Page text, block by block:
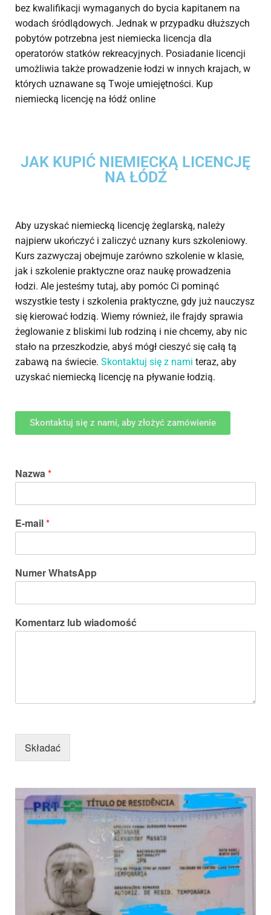
bez kwalifikacji wymaganych do bycia kapitanem na
wodach śródlądowych. Jednak w przypadku dłuższych
pobytów potrzebna jest niemiecka licencja dla
operatorów statków rekreacyjnych. Posiadanie licencji
umożliwia także prowadzenie łodzi w innych krajach, w
których uznawane są Twoje umiejętności. Kup
niemiecką licencję na łódź online
JAK KUPIĆ NIEMIECKĄ LICENCJĘ
NA ŁÓDŹ
Aby uzyskać niemiecką licencję żeglarską, należy
najpierw ukończyć i zaliczyć uznany kurs szkoleniowy.
Kurs zazwyczaj obejmuje zarówno szkolenie w klasie,
jak i szkolenie praktyczne oraz naukę prowadzenia
łodzi. Ale jesteśmy tutaj, aby pomóc Ci pominąć
wszystkie testy i szkolenia praktyczne, gdy już nauczysz
się kierować łodzią. Wiemy również, ile frajdy sprawia
żeglowanie z bliskimi lub rodziną i nie chcemy, aby nic
stało na przeszkodzie, abyś mógł cieszyć się całą tą
zabawą na świecie. Skontaktuj się z nami teraz, aby
uzyskać niemiecką licencję na pływanie łodzią.
Skontaktuj się z nami, aby złożyć zamówienie
Nazwa*
E-mail*
Numer WhatsApp
Komentarz lub wiadomość
Składać